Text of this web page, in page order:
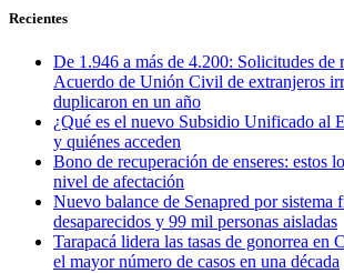
Recientes
De 1.946 a más de 4.200: Solicitudes de
Acuerdo de Unión Civil de extranjeros
duplicaron en un año
¿Qué es el nuevo Subsidio Unificado al
y quiénes acceden
Bono de recuperación de enseres: estos
nivel de afectación
Nuevo balance de Senapred por sistema
desaparecidos y 99 mil personas aisladas
Tarapacá lidera las tasas de gonorrea en
el mayor número de casos en una década